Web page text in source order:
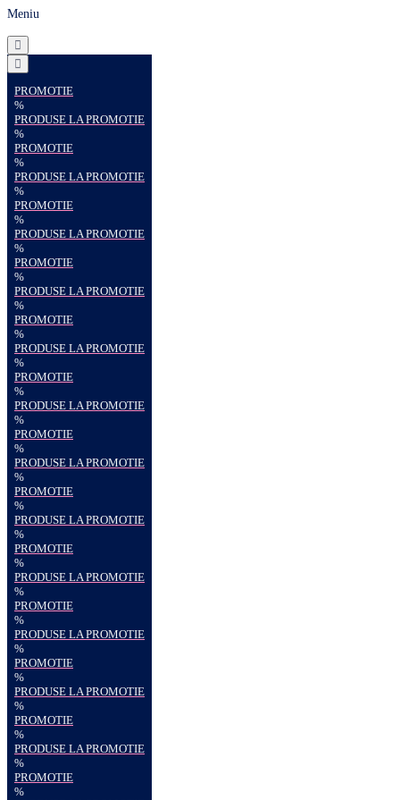
Meniu
PROMOTIE
%
PRODUSE LA PROMOTIE
%
PROMOTIE
%
PRODUSE LA PROMOTIE
%
PROMOTIE
%
PRODUSE LA PROMOTIE
%
PROMOTIE
%
PRODUSE LA PROMOTIE
%
PROMOTIE
%
PRODUSE LA PROMOTIE
%
PROMOTIE
%
PRODUSE LA PROMOTIE
%
PROMOTIE
%
PRODUSE LA PROMOTIE
%
PROMOTIE
%
PRODUSE LA PROMOTIE
%
PROMOTIE
%
PRODUSE LA PROMOTIE
%
PROMOTIE
%
PRODUSE LA PROMOTIE
%
PROMOTIE
%
PRODUSE LA PROMOTIE
%
PROMOTIE
%
PRODUSE LA PROMOTIE
%
PROMOTIE
%